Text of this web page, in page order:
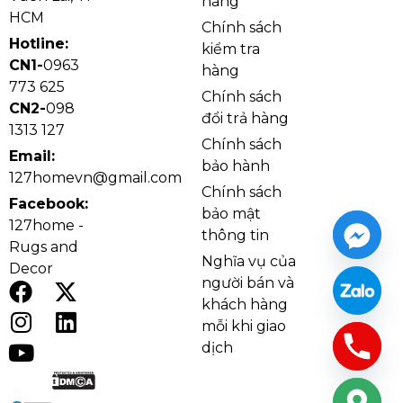
tạo ánh sáng ấm áp, phù hợp với phòng khách,
phòng ăn, phòng ngủ lớn hoặc không gian sinh hoạt
chung.
Ảnh thật Quạt Trần Đèn QT5214 thi công tại nhà
Cánh quạt bằng gỗ mang lại vẻ đẹp tự nhiên, chắc
HCM
Hotline:
CN1-0963
773 625
CN2-098
1313 127
Email:
127homevn@gmail.com
Facebook:
127home -
Rugs and
Decor
Chính sách
kiểm tra
hàng
Chính sách
đổi trả hàng
Chính sách
bảo hành
Chính sách
bảo mật
thông tin
Nghĩa vụ của
người bán và
khách hàng
mỗi khi giao
dịch